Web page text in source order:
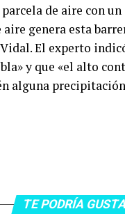
de aire con
genera esta
El experto
y que «el alto
alguna
TE PODRÍA